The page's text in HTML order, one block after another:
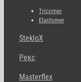
Tricomer
Elastomer
StekloX
Рекс
Masterflex